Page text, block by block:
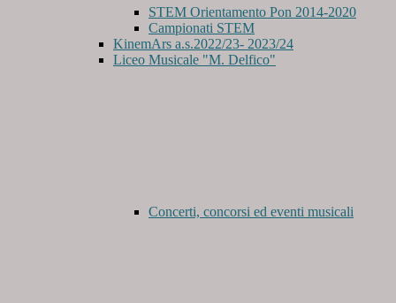
STEM Orientamento Pon 2014-2020
Campionati STEM
KinemArs a.s.2022/23- 2023/24
Liceo Musicale "M. Delfico"
Concerti, concorsi ed eventi musicali